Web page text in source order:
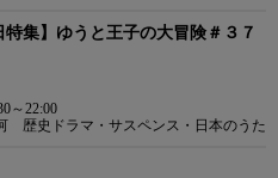
特集】ゆうと王子の大冒険＃３７
～22:00
歴史ドラマ・サスペンス・日本のうた